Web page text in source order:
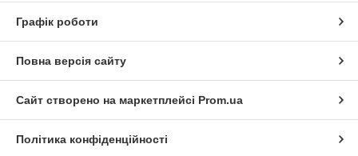
Графік роботи
Повна версія сайту
Сайт створено на маркетплейсі Prom.ua
Політика конфіденційності